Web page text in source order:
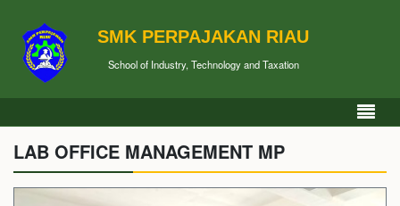
SMK PERPAJAKAN RIAU
School of Industry, Technology and Taxation
LAB OFFICE MANAGEMENT MP